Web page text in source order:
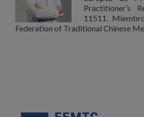
Practitioner’s
11511.
Federation of Traditional Chinese